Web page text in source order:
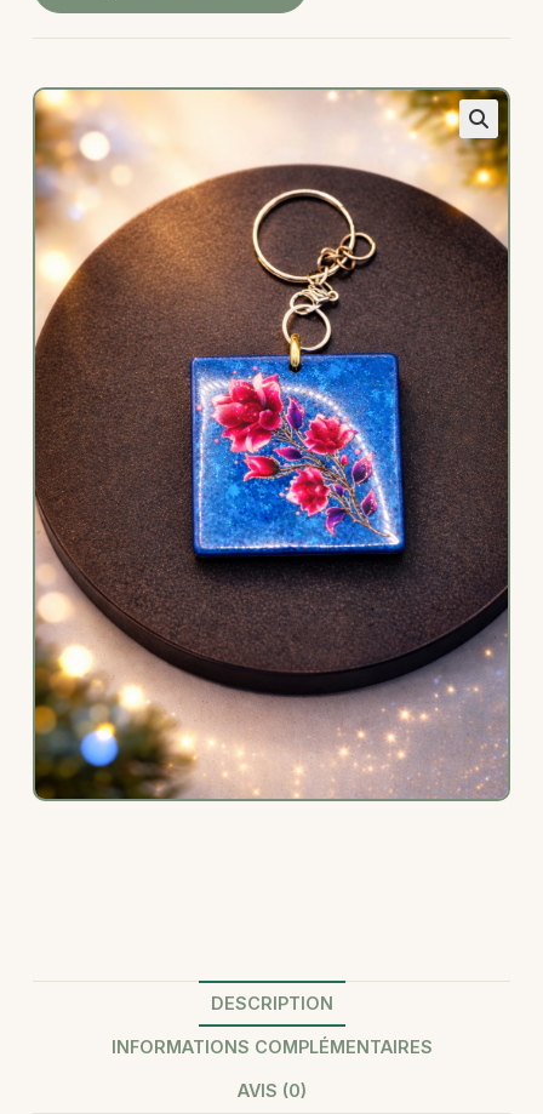
DESCRIPTION
INFORMATIONS COMPLÉMENTAIRES
AVIS (0)